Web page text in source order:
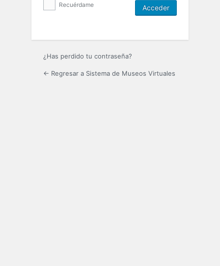
Recuérdame
¿Has perdido tu contraseña?
← Regresar a Sistema de Museos Virtuales